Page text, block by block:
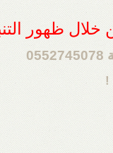
خلال ظهور
!